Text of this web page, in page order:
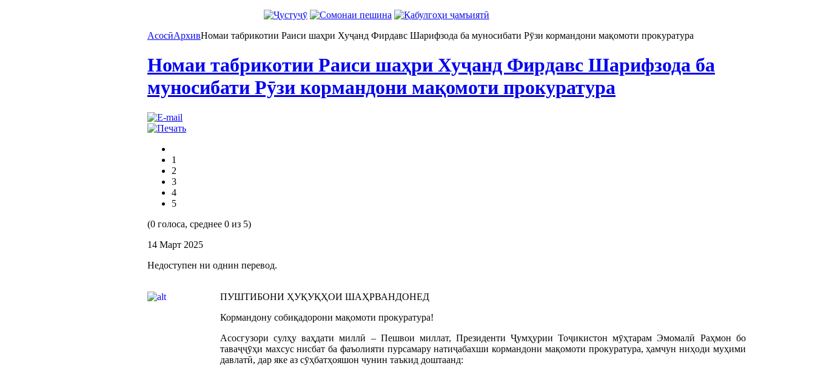
АсосӣАрхивНомаи табрикотии Раиси шаҳри Хуҷанд Фирдавс Шарифзода ба муносибати Рӯзи кормандони мақомоти прокуратура
Номаи табрикотии Раиси шаҳри Хуҷанд Фирдавс Шарифзода ба
муносибати Рӯзи кормандони мақомоти прокуратура
1
2
3
4
5
(0 голоса, среднее 0 из 5)
14 Март 2025
Недоступен ни однин перевод.
ПУШТИБОНИ ҲУҚУҚҲОИ ШАҲРВАНДОНЕД
Кормандону собиқадорони мақомоти прокуратура!
Асосгузори сулҳу ваҳдати миллӣ – Пешвои миллат, Президенти Ҷумҳурии Тоҷикистон мӯҳтарам Эмомалӣ Раҳмон бо
таваҷҷӯҳи махсус нисбат ба фаъолияти пурсамару натиҷабахши кормандони мақомоти прокуратура, ҳамчун ниҳоди муҳими
давлатӣ, дар яке аз сӯҳбатҳояшон чунин таъкид доштаанд: